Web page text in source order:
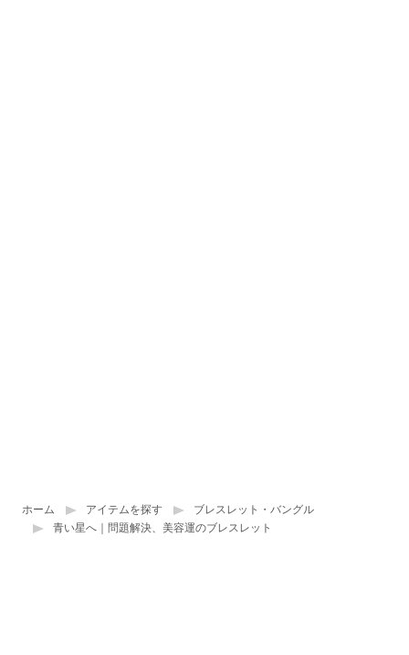
ホーム アイテムを探す
ブレスレット・バングル
青い星へ｜問題解決、美容運のブレスレット